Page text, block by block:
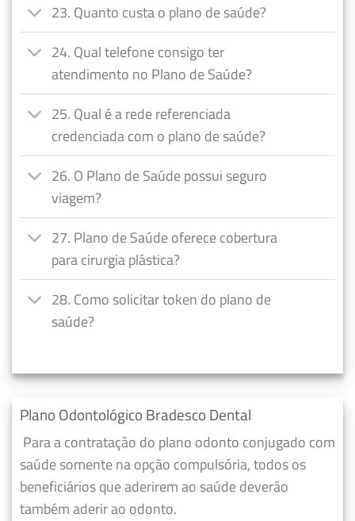
23. Quanto custa o plano de saúde?
24. Qual telefone consigo ter
atendimento no Plano de Saúde?
25. Qual é a rede referenciada
credenciada com o plano de saúde?
26. O Plano de Saúde possui seguro
viagem?
27. Plano de Saúde oferece cobertura
para cirurgia plástica?
28. Como solicitar token do plano de
saúde?
Plano Odontológico Bradesco Dental
Para a contratação do plano odonto conjugado com
saúde somente na opção compulsória, todos os
beneficiários que aderirem ao saúde deverão
também aderir ao odonto.